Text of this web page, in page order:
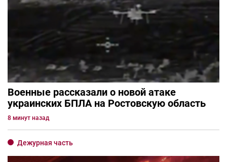
Военные рассказали о новой атаке
украинских БПЛА на Ростовскую область
8 минут назад
Дежурная часть